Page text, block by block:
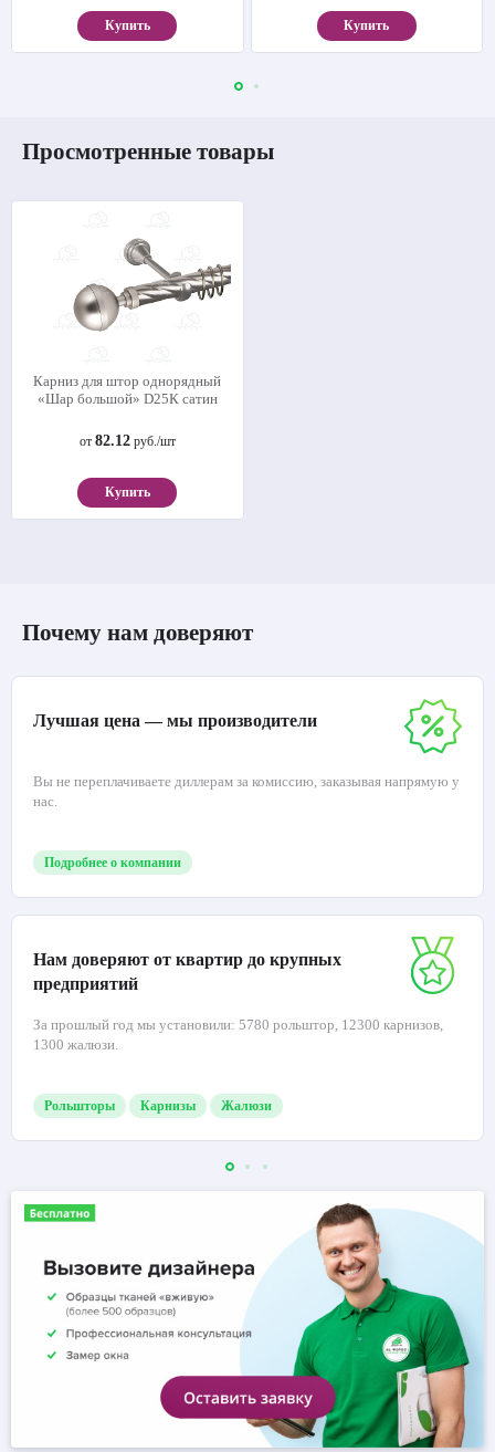
Купить Купить
Просмотренные товары
Карниз для штор однорядный
«Шар большой» D25К сатин
от 82.12руб./шт
Купить
Почему нам доверяют
Лучшая цена — мы производители
Вы не переплачиваете диллерам за комиссию, заказывая напрямую у
нас.
Подробнее о компании
Нам доверяют от квартир до крупных
предприятий
За прошлый год мы установили: 5780 рольштор, 12300 карнизов,
1300 жалюзи.
Рольшторы Карнизы Жалюзи